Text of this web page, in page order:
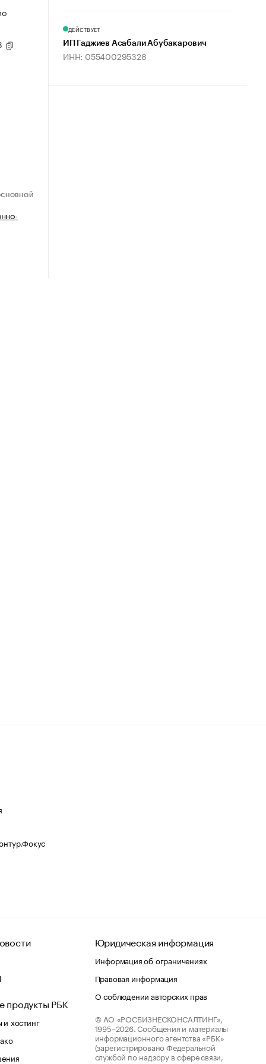
ДЕЙСТВУЕТ
ИП Гаджиев Асабали Абубакарович
ИНН: 055400295328
продукты РБК
хостинг
Юридическая информация
Информация об ограничениях
Правовая информация
О соблюдении авторских прав
© АО «РОСБИЗНЕСКОНСАЛТИНГ»,
1995–2026. Сообщения и материалы
информационного агентства «РБК»
(зарегистрировано Федеральной
службой по надзору в сфере связи,